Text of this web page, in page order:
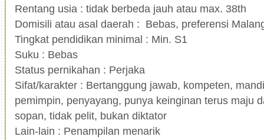
Rentang usia : tidak berbeda jauh atau max. 38th
Domisili atau asal daerah : Bebas, preferensi
Tingkat pendidikan minimal : Min. S1
Suku : Bebas
Status pernikahan : Perjaka
Sifat/karakter : Bertanggung jawab, kompeten,
pemimpin, penyayang, punya keinginan terus maju
sopan, tidak pelit, bukan diktator
Lain-lain : Penampilan menarik